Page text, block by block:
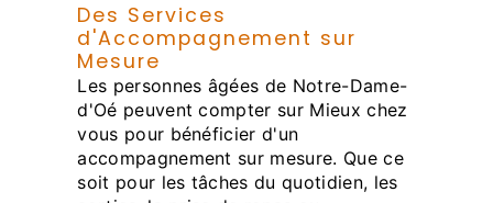
Des Services
d'Accompagnement sur
Mesure
Les personnes âgées de Notre-Dame-
d'Oé peuvent compter sur Mieux chez
vous pour bénéficier d'un
accompagnement sur mesure. Que ce
soit pour les tâches du quotidien, les